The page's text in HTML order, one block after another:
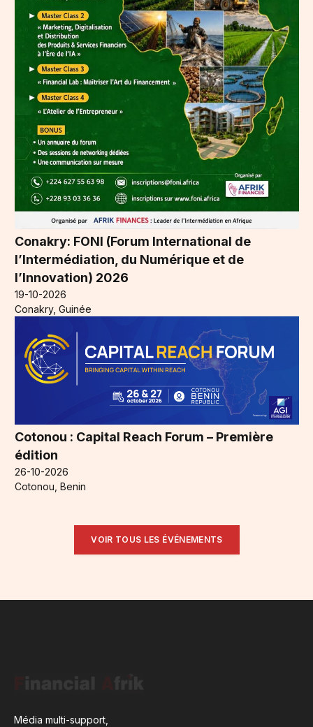
Conakry: FONI (Forum International de
l’Intermédiation, du Numérique et de
l’Innovation) 2026
19-10-2026
Conakry, Guinée
Cotonou : Capital Reach Forum – Première
édition
26-10-2026
Cotonou, Benin
VOIR TOUS LES ÉVÉNEMENTS
Média multi-support,